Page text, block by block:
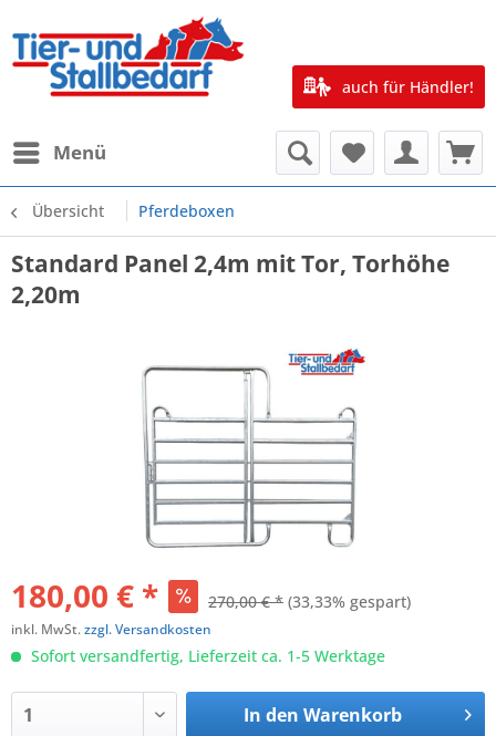
Menü
auch für Händler!
Übersicht Pferdeboxen
Standard Panel 2,4m mit Tor, Torhöhe
2,20m
180,00 € * 270,00 € * (33,33% gespart)
inkl. MwSt.zzgl. Versandkosten
Sofort versandfertig, Lieferzeit ca. 1-5 Werktage
In den Warenkorb